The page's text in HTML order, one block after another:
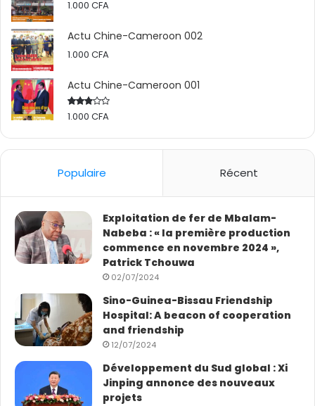
CHINAFRIQUE
SINAFRICANWES
ACTU CHINE-CAMEROON
1.000 CFA
Actu Chine-Cameroon 002
1.000 CFA
Actu Chine-Cameroon 001
Rated
1.000 CFA
Populaire Récent
Exploitation de fer de Mbalam-
Nabeba : « la première production
commence en novembre 2024 »,
Patrick Tchouwa
02/07/2024
Sino-Guinea-Bissau Friendship
Hospital: A beacon of cooperation
and friendship
12/07/2024
Développement du Sud global : Xi
Jinping annonce des nouveaux
projets